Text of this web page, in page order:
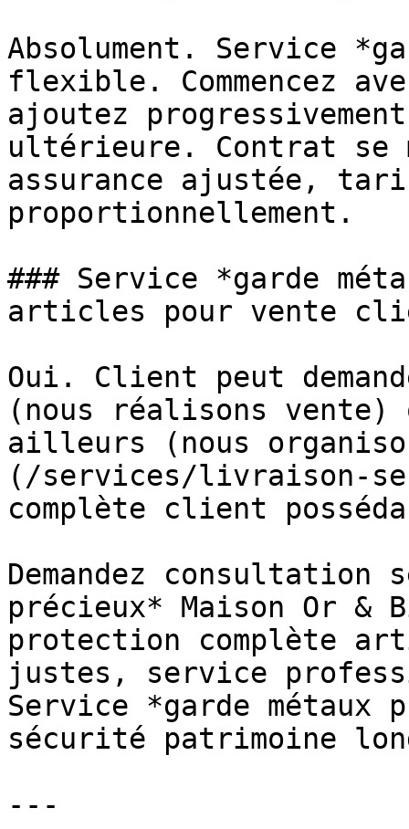
Absolument. Service
flexible. Commencez
ajoutez
ultérieure. Contrat se
assurance ajustée,
proportionnellement.
### Service *garde
articles pour vente
Oui. Client peut
(nous réalisons
ailleurs (nous
(/services/livraison-
complète client
Demandez consultation
précieux* Maison Or &
protection complète
justes, service
Service *garde métaux
sécurité patrimoine
---